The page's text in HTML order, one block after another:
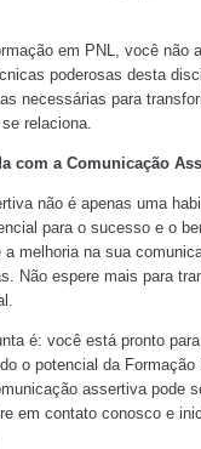
em PNL, você não
poderosas desta
necessárias para
relaciona.
com a Comunicação
não é apenas uma
para o sucesso e o
melhoria na sua
Não espere mais para
é: você está pronto
o potencial da
assertiva pode
em contato conosco e